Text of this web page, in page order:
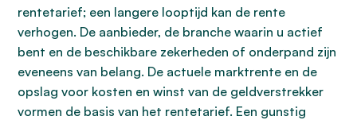
rentetarief; een langere looptijd kan de rente
verhogen. De aanbieder, de branche waarin u actief
bent en de beschikbare zekerheden of onderpand zijn
eveneens van belang. De actuele marktrente en de
opslag voor kosten en winst van de geldverstrekker
vormen de basis van het rentetarief. Een gunstig